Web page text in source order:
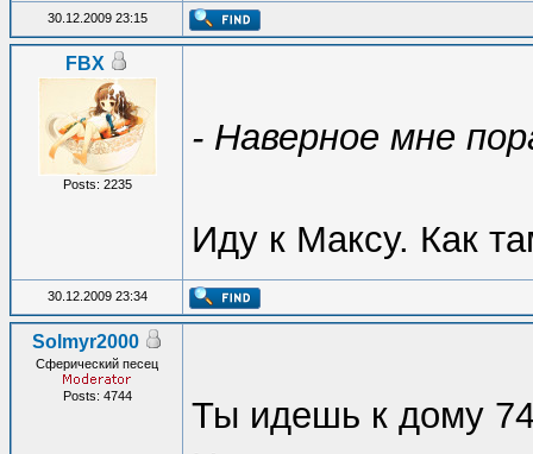
30.12.2009 23:15
FBX
Posts: 2235
- Наверное мне
Иду к Максу. Как
30.12.2009 23:34
Solmyr2000
Сферический песец
Posts: 4744
Ты идешь к дому